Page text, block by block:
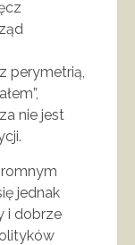
perymetrią,
nie jest
jednak
i dobrze